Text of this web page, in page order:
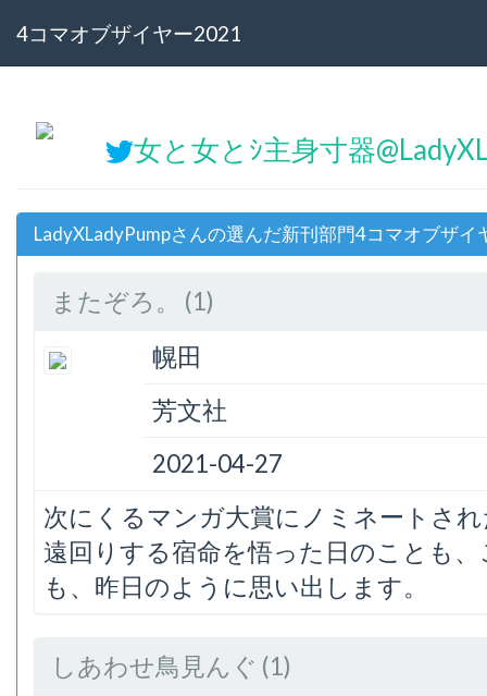
4コマオブザイヤー2021
女と女とｼ主身寸器
LadyXLadyPumpさんの選んだ新刊部門4コマオブザイ
またぞろ。 (1)
幌田
芳文社
2021-04-27
次にくるマンガ大賞にノミネートさ
遠回りする宿命を悟った日のことも
も、昨日のように思い出します。
しあわせ鳥見んぐ (1)